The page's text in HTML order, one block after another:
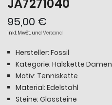
JA7271040
95,00 €
inkl. MwSt. und Versand
Hersteller: Fossil
Kategorie: Halskette Damen
Motiv: Tenniskette
Material: Edelstahl
Steine: Glassteine